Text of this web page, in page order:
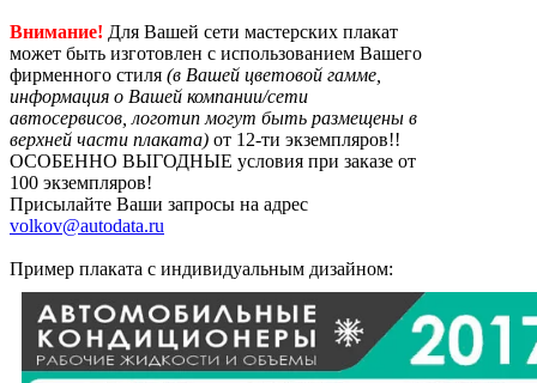
Внимание! Для Вашей сети мастерских плакат
может быть изготовлен с использованием Вашего
фирменного стиля (в Вашей цветовой гамме,
информация о Вашей компании/сети
автосервисов, логотип могут быть размещены в
верхней части плаката) от 12-ти экземпляров!!
ОСОБЕННО ВЫГОДНЫЕ условия при заказе от
100 экземпляров!
Присылайте Ваши запросы на адрес
volkov@autodata.ru
Пример плаката с индивидуальным дизайном: